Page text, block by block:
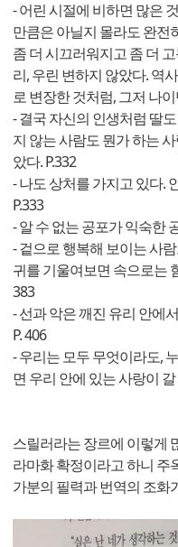
- 어린 시절에 비하면 많은
만큼은 아닐지 몰라도 완전
좀 더 시끄러워지고 좀 더
리, 우린 변하지 않았다. 역
로 변장한 것처럼, 그저 나
- 결국 자신의 인생처럼 딸
지 않는 사람도 뭔가 하는
았다. P.332
- 나도 상처를 가지고 있다.
P.333
- 알 수 없는 공포가 익숙한
- 겉으로 행복해 보이는 사
귀를 기울여보면 속으로는
383
- 선과 악은 깨진 유리 안에
P. 406
- 우리는 모두 무엇이라도,
면 우리 안에 있는 사랑이
스릴러라는 장르에 이렇게
라마화 확정이라고 하니 주
가분의 필력과 번역의 조화